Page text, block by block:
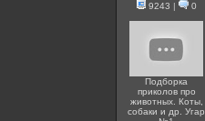
9243 | 0
Подборка
приколов про
животных. Коты,
собаки и др. Угар